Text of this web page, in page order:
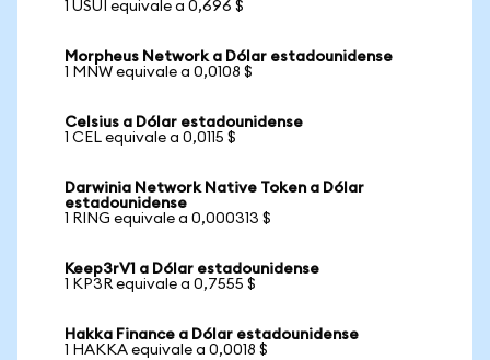
1 USUI equivale a 0,696 $
Morpheus Network a Dólar estadounidense
1 MNW equivale a 0,0108 $
Celsius a Dólar estadounidense
1 CEL equivale a 0,0115 $
Darwinia Network Native Token a Dólar
estadounidense
1 RING equivale a 0,000313 $
Keep3rV1 a Dólar estadounidense
1 KP3R equivale a 0,7555 $
Hakka Finance a Dólar estadounidense
1 HAKKA equivale a 0,0018 $